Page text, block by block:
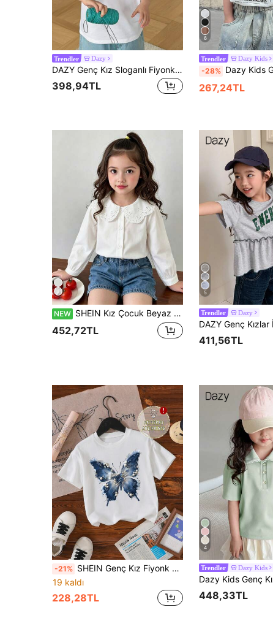
Trendler Dazy
DAZY Genç Kız Sloganlı Fiyonk Baskılı Yuvarlak Yaka Kısa Kollu Günlük Tişört
398,94TL
6
Trendler Dazy Kids
-28% Dazy Kids Genç Kızlar İçin Bisiklet
267,24TL
NEW SHEIN Kız Çocuk Beyaz Dantelli Oversize Yakalı Bluz, Zarif Prenses Stili, Çift Katlı Delikli Nakışlı Peter Pan Yaka, Zarif ve Yumuşak, Tek Sıra Yuvarlak Düğmeli, Manşetli Fener Kol, Pürüzsüz ve Dökümlü Kumaş, Tek Başına veya Etek ve Tulumlarla Kombinlenebilir, Günlük Okul ve Geziler İçin Uygun, Çok Yönlü İç Katman
452,72TL
5
Trendler Dazy
411,56TL
-21% SHEIN Genç Kız Fiyonk Desenli Çok Yönlü Sevimli Her Eşleşen Yuvarlak Yaka Kısa Kollu Tişört, Rahat Günlük Giyim
19 kaldı
228,28TL
4
Trendler Dazy Kids
448,33TL